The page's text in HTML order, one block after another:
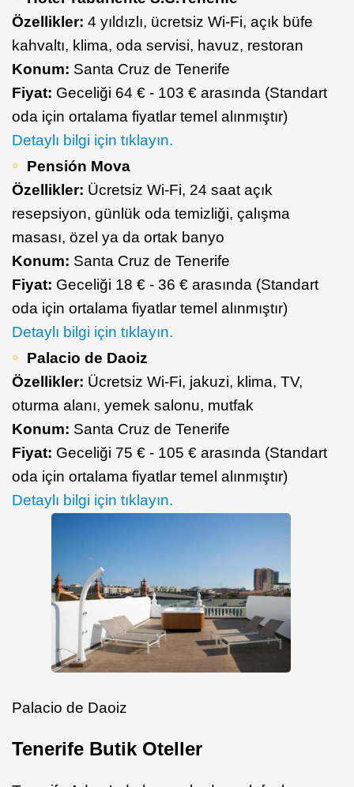
Özellikler: 4 yıldızlı, ücretsiz Wi-Fi, açık büfe
kahvaltı, klima, oda servisi, havuz, restoran
Konum: Santa Cruz de Tenerife
Fiyat: Geceliği 64 € - 103 € arasında (Standart
oda için ortalama fiyatlar temel alınmıştır)
Detaylı bilgi için tıklayın.
Pensión Mova
Özellikler: Ücretsiz Wi-Fi, 24 saat açık
resepsiyon, günlük oda temizliği, çalışma
masası, özel ya da ortak banyo
Konum: Santa Cruz de Tenerife
Fiyat: Geceliği 18 € - 36 € arasında (Standart
oda için ortalama fiyatlar temel alınmıştır)
Detaylı bilgi için tıklayın.
Palacio de Daoiz
Özellikler: Ücretsiz Wi-Fi, jakuzi, klima, TV,
oturma alanı, yemek salonu, mutfak
Konum: Santa Cruz de Tenerife
Fiyat: Geceliği 75 € - 105 € arasında (Standart
oda için ortalama fiyatlar temel alınmıştır)
Detaylı bilgi için tıklayın.
Palacio de Daoiz
Tenerife Butik Oteller